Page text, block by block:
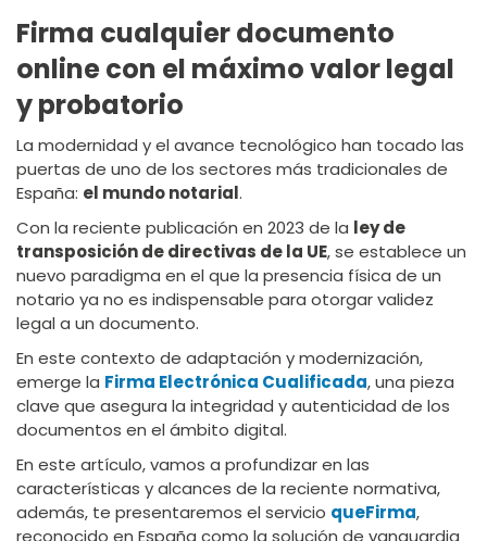
Firma cualquier documento
online con el máximo valor legal
y probatorio
La modernidad y el avance tecnológico han tocado las
puertas de uno de los sectores más tradicionales de
España: el mundo notarial.
Con la reciente publicación en 2023 de la ley de
transposición de directivas de la UE, se establece un
nuevo paradigma en el que la presencia física de un
notario ya no es indispensable para otorgar validez
legal a un documento.
En este contexto de adaptación y modernización,
emerge la Firma Electrónica Cualificada, una pieza
clave que asegura la integridad y autenticidad de los
documentos en el ámbito digital.
En este artículo, vamos a profundizar en las
características y alcances de la reciente normativa,
además, te presentaremos el servicio queFirma,
reconocido en España como la solución de vanguardia